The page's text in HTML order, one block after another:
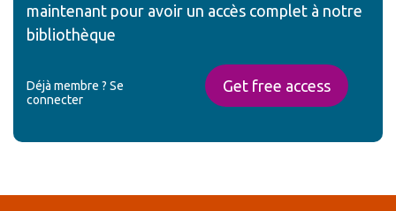
maintenant pour avoir un accès complet à notre
bibliothèque
Déjà membre ? Se
connecter
Get free access